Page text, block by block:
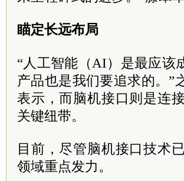
瞄定长远布局
“人工智能（AI）是最应该
产品也是我们要追求的。”
表示，而脑机接口则是连
关键纽带。
目前，尽管脑机接口技术
领域重点发力。